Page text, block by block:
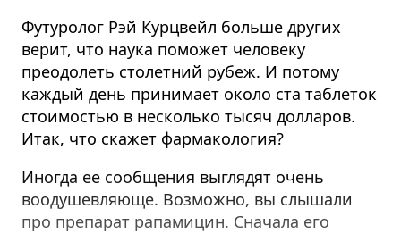
Футуролог Рэй Курцвейл больше других
верит, что наука поможет человеку
преодолеть столетний рубеж. И потому
каждый день принимает около ста таблеток
стоимостью в несколько тысяч долларов.
Итак, что скажет фармакология?
Иногда ее сообщения выглядят очень
воодушевляюще. Возможно, вы слышали
про препарат рапамицин. Сначала его